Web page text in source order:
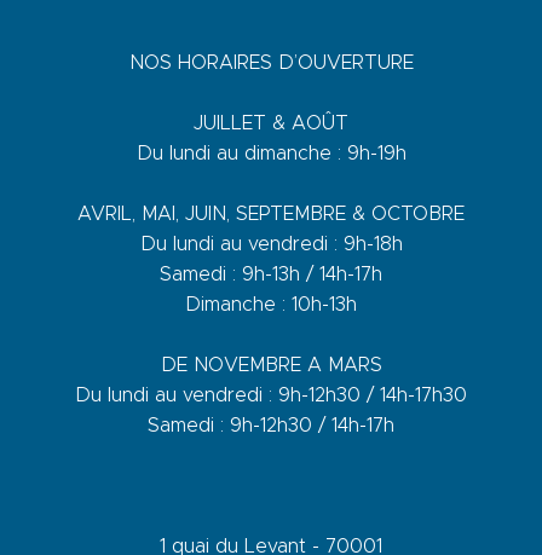
NOS HORAIRES D’OUVERTURE
JUILLET & AOÛT
Du lundi au dimanche : 9h-19h
AVRIL, MAI, JUIN, SEPTEMBRE & OCTOBRE
Du lundi au vendredi : 9h-18h
Samedi : 9h-13h / 14h-17h
Dimanche : 10h-13h
DE NOVEMBRE A MARS
Du lundi au vendredi : 9h-12h30 / 14h-17h30
Samedi : 9h-12h30 / 14h-17h
1 quai du Levant - 70001